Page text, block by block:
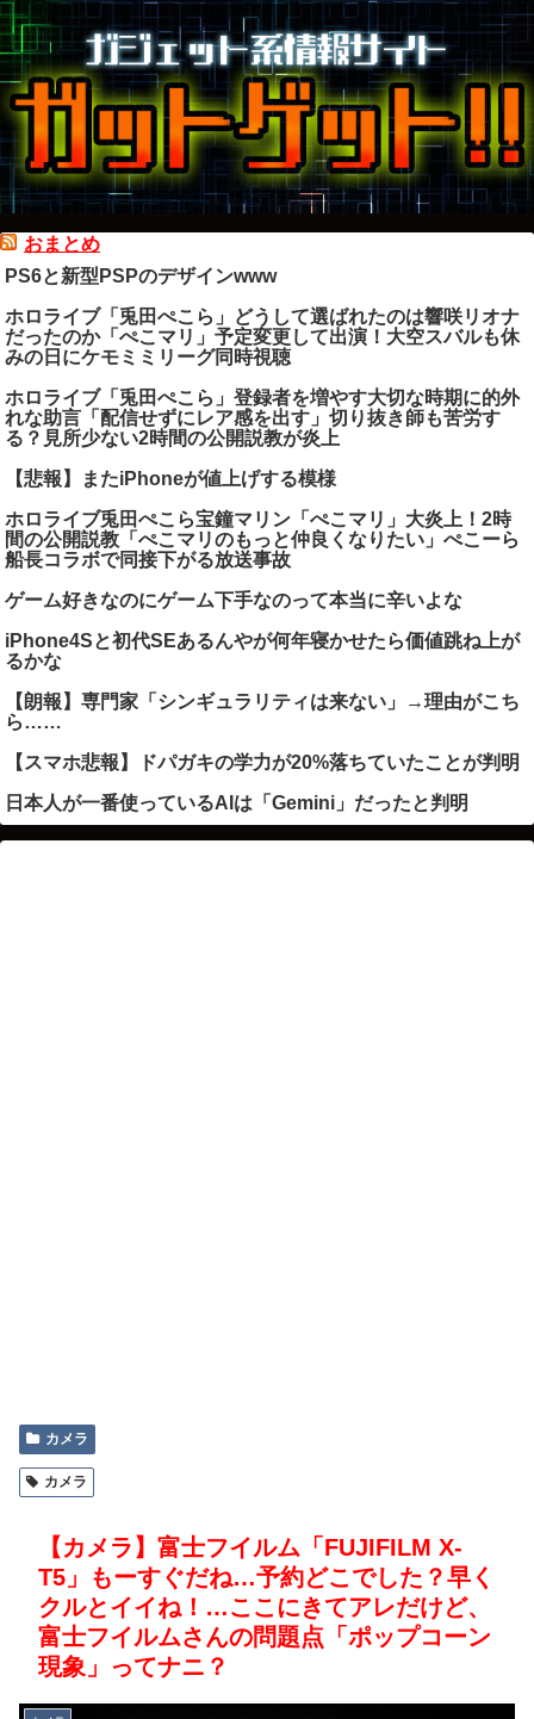
おまとめ
PS6と新型PSPのデザインwww
ホロライブ「兎田ぺこら」どうして選ばれたのは響咲リオナ
だったのか「ぺこマリ」予定変更して出演！大空スバルも休
みの日にケモミミリーグ同時視聴
ホロライブ「兎田ぺこら」登録者を増やす大切な時期に的外
れな助言「配信せずにレア感を出す」切り抜き師も苦労す
る？見所少ない2時間の公開説教が炎上
【悲報】またiPhoneが値上げする模様
ホロライブ兎田ぺこら宝鐘マリン「ぺこマリ」大炎上！2時
間の公開説教「ぺこマリのもっと仲良くなりたい」ぺこーら
船長コラボで同接下がる放送事故
ゲーム好きなのにゲーム下手なのって本当に辛いよな
iPhone4Sと初代SEあるんやが何年寝かせたら価値跳ね上が
るかな
【朗報】専門家「シンギュラリティは来ない」→理由がこち
ら……
【スマホ悲報】ドパガキの学力が20%落ちていたことが判明
日本人が一番使っているAIは「Gemini」だったと判明
カメラ
カメラ
【カメラ】富士フイルム「FUJIFILM X-
T5」もーすぐだね…予約どこでした？早く
クルとイイね！…ここにきてアレだけど、
富士フイルムさんの問題点「ポップコーン
現象」ってナニ？